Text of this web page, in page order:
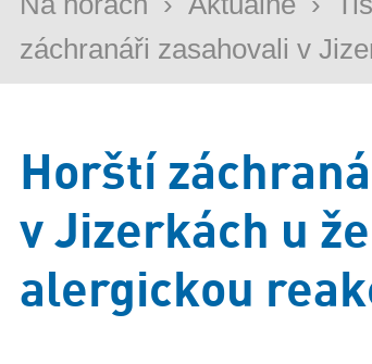
záchranáři zasahovali v
Horští
v Jizerkách u
alergickou